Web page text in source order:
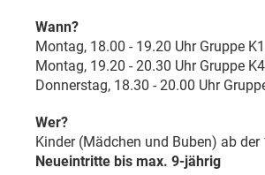
Wann?
Montag, 18.00 - 19.20 Uhr Gruppe K1
Montag, 19.20 - 20.30 Uhr Gruppe
Donnerstag, 18.30 - 20.00 Uhr
Wer?
Kinder (Mädchen und Buben) ab der
Neueintritte bis max. 9-jährig